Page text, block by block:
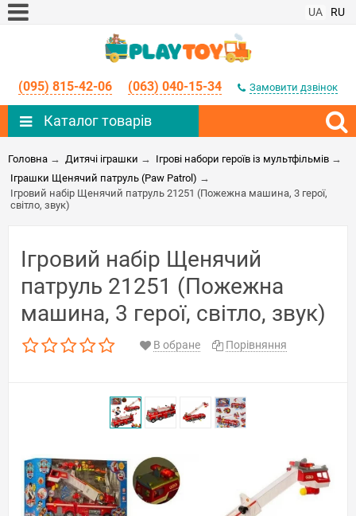
UA RU
(095) 815-42-06 (063) 040-15-34 Замовити дзвінок
Каталог товарів
Головна → Дитячі іграшки → Ігрові набори героїв із мультфільмів →
Іграшки Щенячий патруль (Paw Patrol) →
Ігровий набір Щенячий патруль 21251 (Пожежна машина, 3 герої,
світло, звук)
Ігровий набір Щенячий
патруль 21251 (Пожежна
машина, 3 герої, світло, звук)
В обране Порівняння